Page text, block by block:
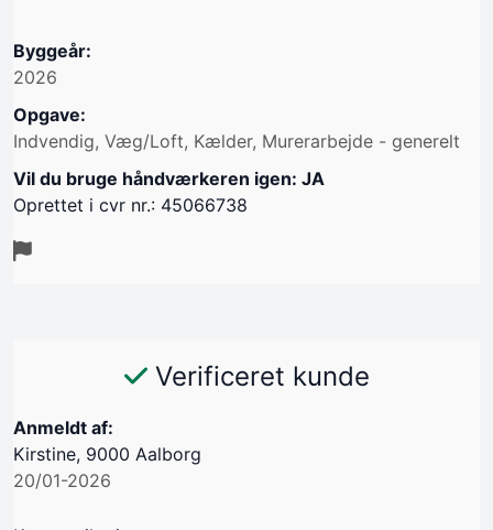
Byggeår:
2026
Opgave:
Indvendig, Væg/Loft, Kælder, Murerarbejde - generelt
Vil du bruge håndværkeren igen: JA
Oprettet i cvr nr.: 45066738
Verificeret kunde
Anmeldt af:
Kirstine, 9000 Aalborg
20/01-2026